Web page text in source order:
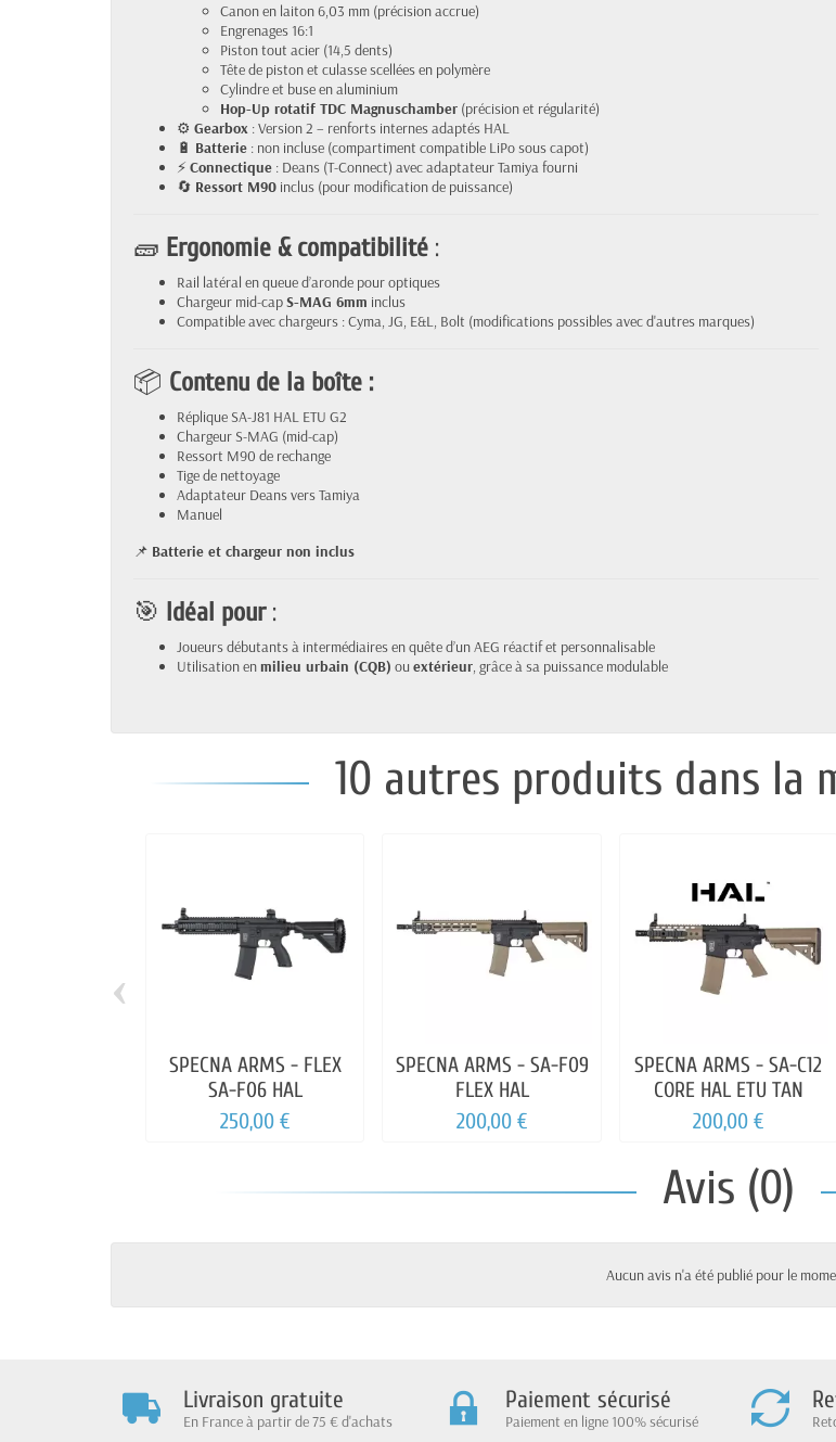
Canon en laiton 6,03 mm (précision accrue)
Engrenages 16:1
Piston tout acier (14,5 dents)
Tête de piston et culasse scellées en polymère
Cylindre et buse en aluminium
Hop-Up rotatif TDC Magnuschamber (précision et régularité)
⚙️ Gearbox : Version 2 – renforts internes adaptés HAL
🔋 Batterie : non incluse (compartiment compatible LiPo sous capot)
⚡ Connectique : Deans (T-Connect) avec adaptateur Tamiya fourni
🔄 Ressort M90 inclus (pour modification de puissance)
🧱 Ergonomie & compatibilité :
Rail latéral en queue d’aronde pour optiques
Chargeur mid-capS-MAG 6mm inclus
Compatible avec chargeurs : Cyma, JG, E&L, Bolt (modifications possibles avec d'autres marques)
📦 Contenu de la boîte :
Réplique SA-J81 HAL ETU G2
Chargeur S-MAG (mid-cap)
Ressort M90 de rechange
Tige de nettoyage
Adaptateur Deans vers Tamiya
Manuel
📌 Batterie et chargeur non inclus
🎯 Idéal pour:
Joueurs débutants à intermédiaires en quête d’un AEG réactif et personnalisable
Utilisation enmilieu urbain (CQB) ou extérieur, grâce à sa puissance modulable
10 autres produits dans la
SPECNA ARMS - FLEX
SA-F06 HAL
250,00 €
SPECNA ARMS - SA-F09
FLEX HAL
200,00 €
SPECNA ARMS - SA-C12
CORE HAL ETU TAN
200,00 €
‹
Avis (0)
Aucun avis n'a été publié pour le
Livraison gratuite
En France à partir de 75 € d'achats
Paiement sécurisé
Paiement en ligne 100% sécurisé